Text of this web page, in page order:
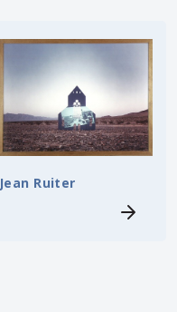
Jean Ruiter